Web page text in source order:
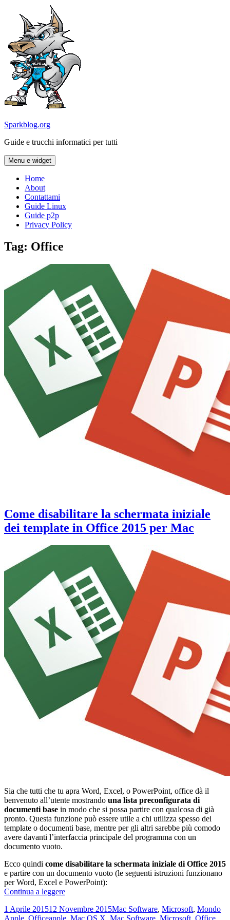
contenuto
Sparkblog.org
Guide e trucchi informatici per tutti
Menu e widget
Home
About
Contattami
Guide Linux
Guide p2p
Privacy Policy
Tag: Office
Come disabilitare la schermata iniziale
dei template in Office 2015 per Mac
Sia che tutti che tu apra Word, Excel, o PowerPoint, office dà il
benvenuto all’utente mostrando una lista preconfigurata di
documenti base in modo che si possa partire con qualcosa di già
pronto. Questa funzione può essere utile a chi utilizza spesso dei
template o documenti base, mentre per gli altri sarebbe più comodo
avere davanti l’interfaccia principale del programma con un
documento vuoto.
Ecco quindi come disabilitare la schermata iniziale di Office 2015
e partire con un documento vuoto (le seguenti istruzioni funzionano
per Word, Excel e PowerPoint):
Continua a leggereCome
la
Scritto
il
1 Aprile 201512 Novembre 2015Categorie
Mac Software, Microsoft, Mondo
Apple, OfficeTag
apple, Mac OS X, Mac Software, Microsoft, Office,